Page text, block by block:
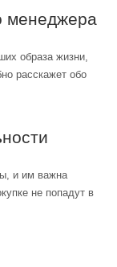
менеджера
образа жизни,
расскажет обо
и им важна
не попадут в